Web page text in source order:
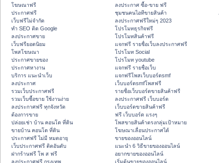
โฆษณาฟรี
ประกาศฟรี
เว็บฟรีไม่จำกัด
ทำ SEO ติด Google
ลงประกาศขาย
เว็บฟรียอดนิยม
โพสโฆษณา
ประกาศขายของ
ประกาศหางาน
บริการ แนะนำเว็บ
ลงประกาศ
รวมเว็บประกาศฟรี
รวมเว็บซื้อขาย ใช้งานง่าย
ลงประกาศฟรี ทุกจังหวัด
ต้องการขาย
ปล่อยเช่า บ้าน คอนโด ที่ดิน
ขายบ้าน คอนโด ที่ดิน
ประกาศฟรี ไม่มี หมดอายุ
เว็บประกาศฟรี ติดอันดับ
ฝากร้านฟรี โพ ส ฟรี
ลงประกาศฟรี กรุงเทพ
ลงประกาศ ซื้อ-ขาย ฟรี
ชุมชนคนไอทีขายสินค้า
ลงประกาศฟรีใหม่ๆ 2023
โปรโมทธุรกิจฟรี
โปรโมทสินค้าฟรี
แจกฟรี รายชื่อเว็บลงประกาศฟรี
โปรโมท Social
โปรโมท youtube
แจกฟรี รายชื่อเว็บ
แจกฟรีโพสเว็บบอร์ดsmf
เว็บบอร์ดsmfโพสฟรี
รายชื่อเว็บบอร์ดขายสินค้าฟรี
ลงประกาศฟรี เว็บบอร์ด
เว็บบอร์ดขายสินค้าฟรี
ฟรี เว็บบอร์ด แรงๆ
โพสขายสินค้าตรงกลุ่มเป้าหมาย
โฆษณาเลื่อนประกาศได้
ขายของออนไลน์
แนะนำ 6 วิธีขายของออนไลน์
อยากขายของออนไลน์
เริ่มต้นขายของออนไลน์